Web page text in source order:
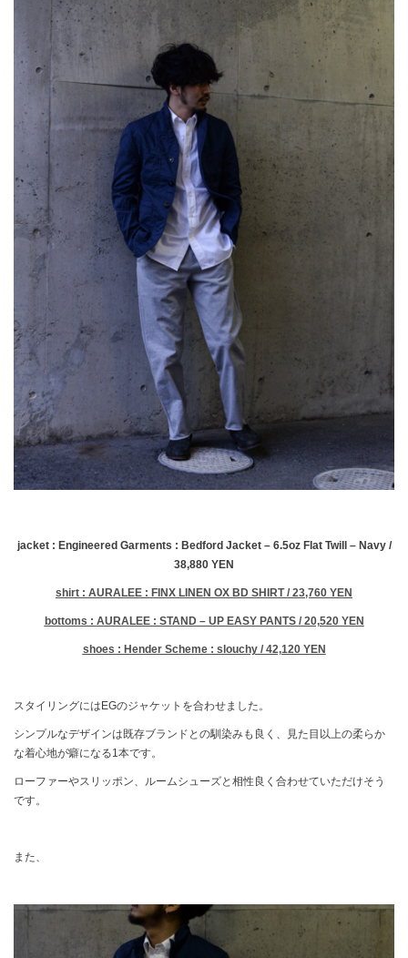
jacket : Engineered Garments : Bedford Jacket – 6.5oz Flat Twill – Navy /
38,880 YEN
shirt : AURALEE : FINX LINEN OX BD SHIRT / 23,760 YEN
bottoms : AURALEE : STAND – UP EASY PANTS / 20,520 YEN
shoes : Hender Scheme : slouchy / 42,120 YEN
スタイリングにはEGのジャケットを合わせました。
シンプルなデザインは既存ブランドとの馴染みも良く、見た目以上の柔らか
な着心地が癖になる1本です。
ローファーやスリッポン、ルームシューズと相性良く合わせていただけそう
です。
また、